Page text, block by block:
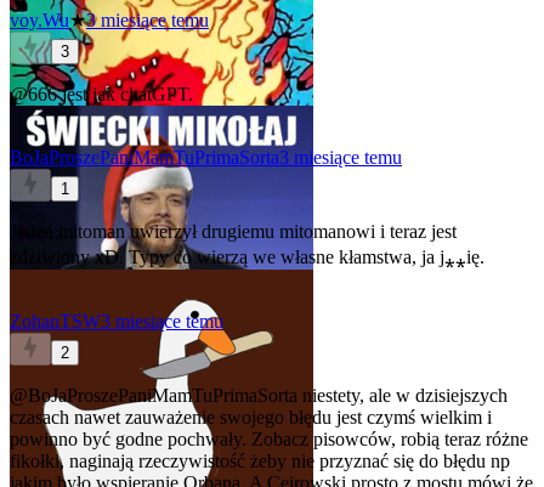
voy.Wu★3 miesiące temu
3
@666jest jak chatGPT.
BoJaProszePaniMamTuPrimaSorta3 miesiące temu
1
Jeden mitoman uwierzył drugiemu mitomanowi i teraz jest
zdziwiony xD. Typy co wierzą we własne kłamstwa, ja j⁎⁎ię.
ZohanTSW3 miesiące temu
2
@BoJaProszePaniMamTuPrimaSorta niestety, ale w dzisiejszych
czasach nawet zauważenie swojego błędu jest czymś wielkim i
powinno być godne pochwały. Zobacz pisowców, robią teraz różne
fikołki, naginają rzeczywistość żeby nie przyznać się do błędu np